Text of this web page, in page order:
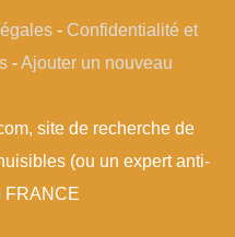
- Confidentialité et
-Ajouter un nouveau
site de recherche de
(ou un expert anti-
FRANCE